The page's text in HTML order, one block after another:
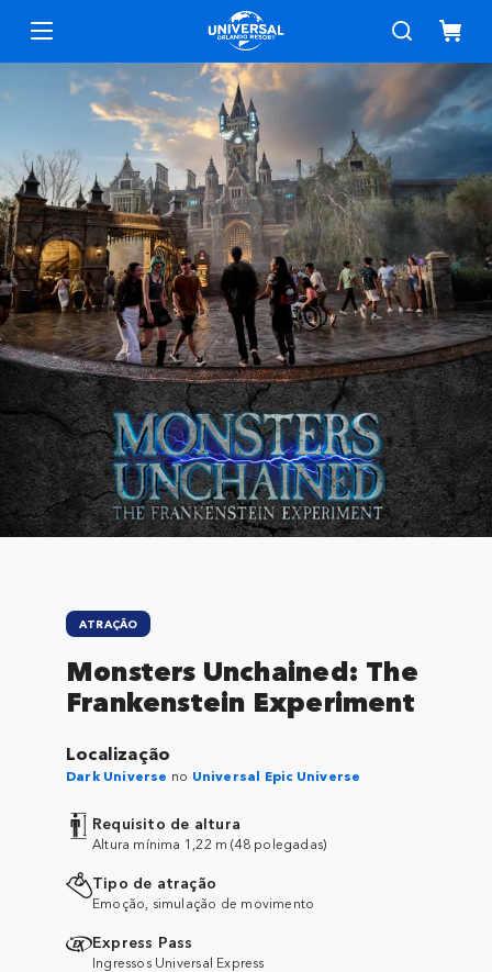
ATRAÇÃO
Monsters Unchained: The
Frankenstein Experiment
Localização
Dark Universe no Universal Epic Universe
Requisito de altura
Altura mínima 1,22 m (48 polegadas)
Tipo de atração
Emoção, simulação de movimento
Express Pass
Ingressos Universal Express